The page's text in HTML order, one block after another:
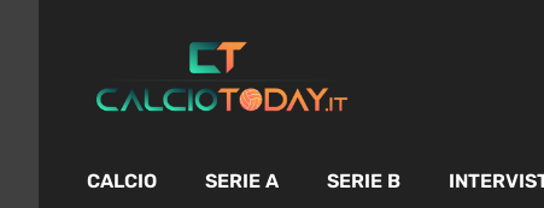
contenuto
CALCIO SERIE A SERIE B